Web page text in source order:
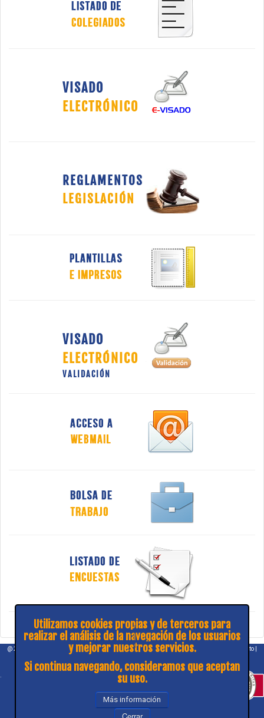
@ 2026 COPITIBA | Aviso legal |Política de privacidad |¿Consulta y sugerencias? Contacto
Mapa web
Utilizamos cookies propias y de terceros para
realizar el análisis de la navegación de los usuarios
y mejorar nuestros servicios.
Si continua navegando, consideramos que aceptan
su uso.
Más información